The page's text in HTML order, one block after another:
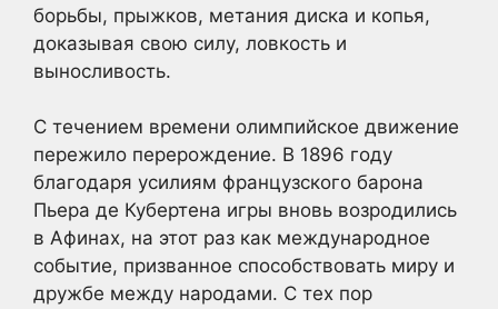
борьбы, прыжков, метания диска и копья,
доказывая свою силу, ловкость и
выносливость.
С течением времени олимпийское движение
пережило перерождение. В 1896 году
благодаря усилиям французского барона
Пьера де Кубертена игры вновь возродились
в Афинах, на этот раз как международное
событие, призванное способствовать миру и
дружбе между народами. С тех пор